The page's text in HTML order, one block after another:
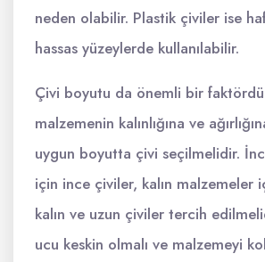
neden olabilir. Plastik çiviler ise
hassas yüzeylerde kullanılabilir.
Çivi boyutu da önemli bir
malzemenin kalınlığına ve
uygun boyutta çivi seçilmelidir.
için ince çiviler, kalın malzemeler
kalın ve uzun çiviler tercih
ucu keskin olmalı ve malzemeyi